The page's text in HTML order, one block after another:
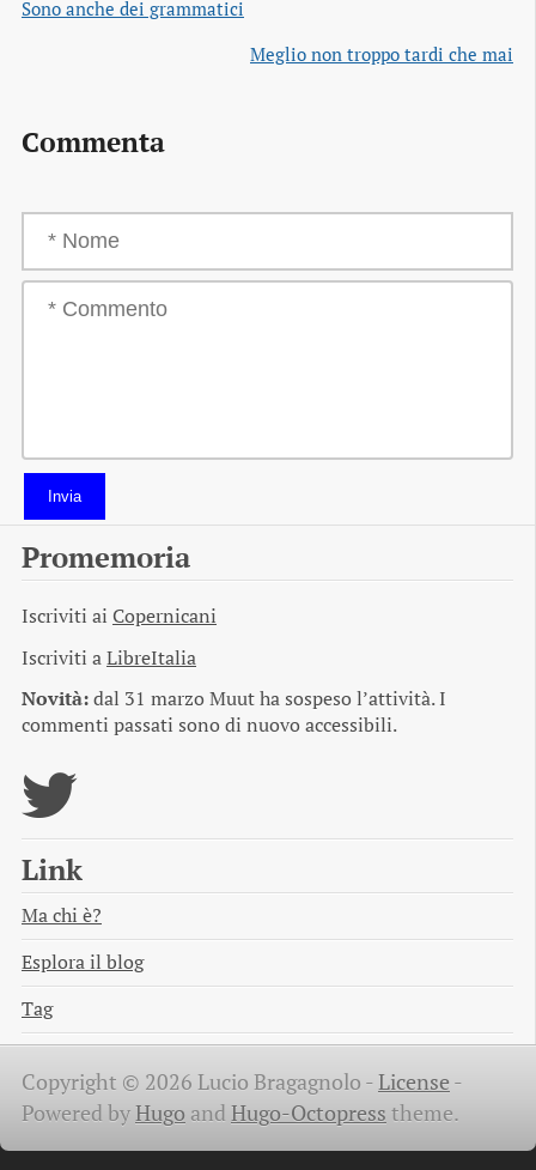
Sono anche dei grammatici
Meglio non troppo tardi che mai
Commenta
Invia
Promemoria
Iscriviti ai Copernicani
Iscriviti aLibreItalia
Novità:dal 31 marzo Muut ha sospeso l’attività. I
commenti passati sono di nuovo accessibili.
Link
Ma chi è?
Esplora il blog
Tag
Copyright © 2026 Lucio Bragagnolo -License -
Powered byHugo and Hugo-Octopress theme.